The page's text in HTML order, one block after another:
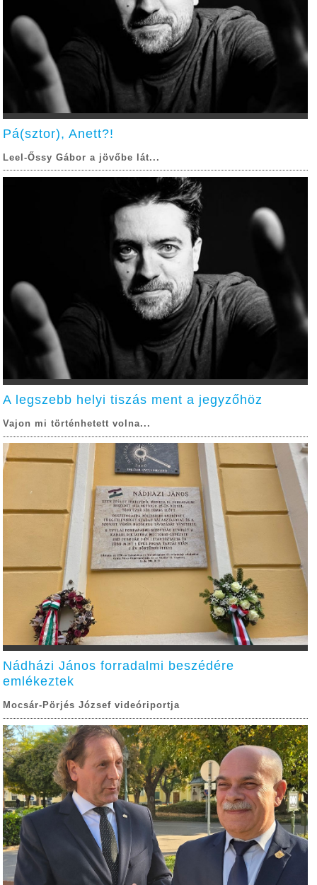
Pá(sztor), Anett?!
Leel-Őssy Gábor a jövőbe lát...
A legszebb helyi tiszás ment a jegyzőhöz
Vajon mi történhetett volna...
Nádházi János forradalmi beszédére
emlékeztek
Mocsár-Pörjés József videóriportja